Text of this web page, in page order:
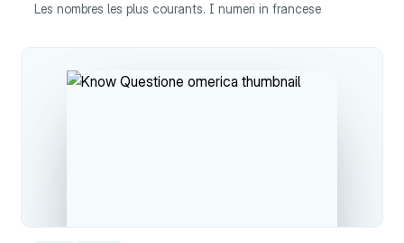
Les nombres les plus courants. I numeri in francese